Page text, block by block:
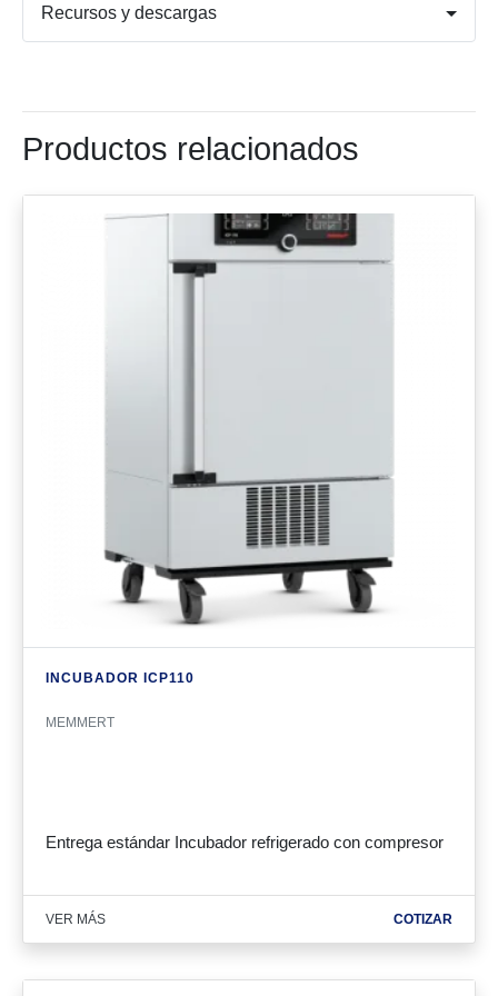
Recursos y descargas
Productos relacionados
INCUBADOR ICP110
MEMMERT
Entrega estándar Incubador refrigerado con compresor
VER MÁS COTIZAR